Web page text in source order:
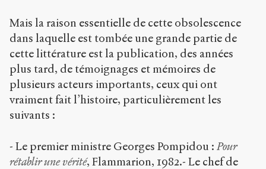
Mais la raison essentielle de cette obsolescence
dans laquelle est tombée une grande partie de
cette littérature est la publication, des années
plus tard, de témoignages et mémoires de
plusieurs acteurs importants, ceux qui ont
vraiment fait l’histoire, particulièrement les
suivants :
- Le premier ministre Georges Pompidou : Pour
rétablir une vérité, Flammarion, 1982.- Le chef de